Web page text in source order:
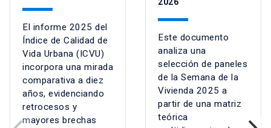
El informe 2025 del
Índice de Calidad de
Vida Urbana (ICVU)
incorpora una mirada
comparativa a diez
años, evidenciando
retrocesos y
mayores brechas
Este documento
analiza una
selección de paneles
de la Semana de la
Vivienda 2025 a
partir de una matriz
teórica